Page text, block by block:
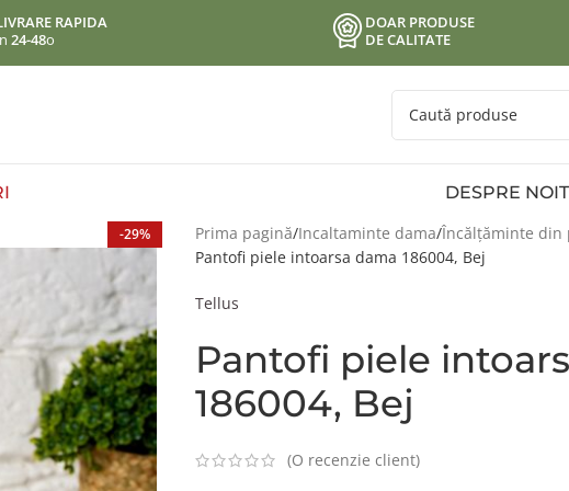
RAPIDA
24-48o
DOAR PRODUSE
DE CALITATE
DESPRE NOI
-29% Prima pagină Incaltaminte dama Încălțăminte din
Pantofi piele intoarsa dama 186004, Bej
Tellus
Pantofi piele
186004, Bej
(O recenzie client)